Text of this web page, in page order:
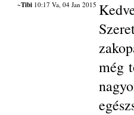
~Tibi10:17 Va, 04 Jan 2015
még